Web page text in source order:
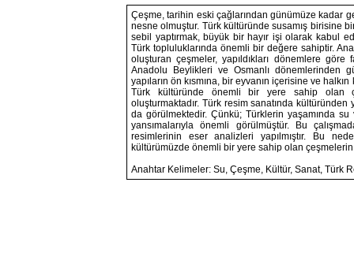
Çeşme, tarihin eski çağlarından günümüze kadar
nesne olmuştur. Türk kültüründe susamış birisine
sebil yaptırmak, büyük bir hayır işi olarak kabul
Türk topluluklarında önemli bir değere sahiptir.
oluşturan çeşmeler, yapıldıkları dönemlere göre
Anadolu Beylikleri ve Osmanlı dönemlerinden
yapıların ön kısmına, bir eyvanın içerisine ve
Türk kültüründe önemli bir yere sahip olan
oluşturmaktadır. Türk resim sanatında kültüründen
da görülmektedir. Çünkü; Türklerin yaşamında
yansımalarıyla önemli görülmüştür. Bu
resimlerinin eser analizleri yapılmıştır. Bu
kültürümüzde önemli bir yere sahip olan
Anahtar Kelimeler: Su, Çeşme, Kültür, Sanat, Türk